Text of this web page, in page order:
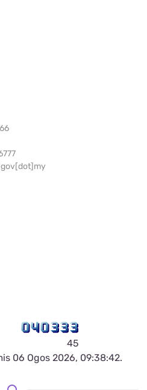
45
06 Ogos 2026, 09:38:42.